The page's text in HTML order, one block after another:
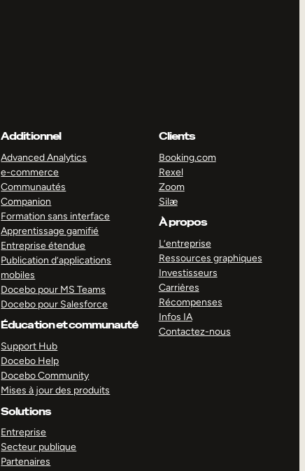
Additionnel
Advanced Analytics
e-commerce
Communautés
Companion
Formation sans interface
Apprentissage gamifié
Entreprise étendue
Publication d’applications
mobiles
Docebo pour MS Teams
Docebo pour Salesforce
Éducation et communauté
Support Hub
Docebo Help
Docebo Community
Mises à jour des produits
Solutions
Entreprise
Secteur publique
Partenaires
Clients
Booking.com
Rexel
Zoom
Silæ
À propos
L’entreprise
Ressources graphiques
Investisseurs
Carrières
Récompenses
Infos IA
Contactez-nous